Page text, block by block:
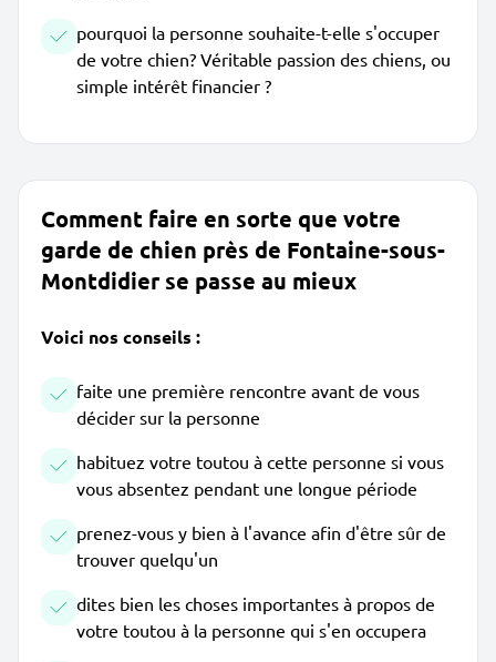
pourquoi la personne souhaite-t-elle s'occuper
de votre chien? Véritable passion des chiens, ou
simple intérêt financier ?
Comment faire en sorte que votre
garde de chien près de Fontaine-sous-
Montdidier se passe au mieux
Voici nos conseils :
faite une première rencontre avant de vous
décider sur la personne
habituez votre toutou à cette personne si vous
vous absentez pendant une longue période
prenez-vous y bien à l'avance afin d'être sûr de
trouver quelqu'un
dites bien les choses importantes à propos de
votre toutou à la personne qui s'en occupera